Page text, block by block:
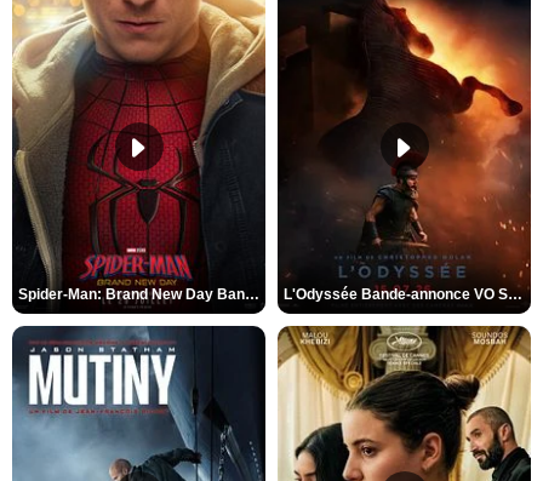
Spider-Man: Brand New Day Bande-annonce VO STFR L'Odyssée Bande-annonce VO STFR